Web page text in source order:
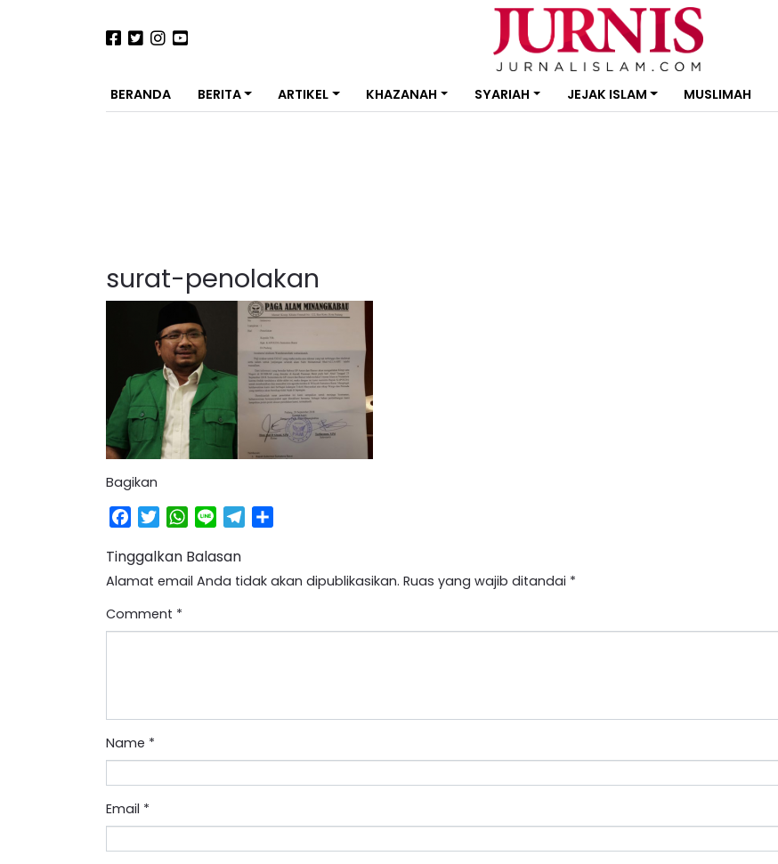
BERANDA BERITA ARTIKEL KHAZANAH SYARIAH JEJAK ISLAM MUSLIMAH
surat-penolakan
Bagikan
Facebook
TwitterWhatsApp
Line Telegram
Tinggalkan Balasan
Alamat email Anda tidak akan dipublikasikan. Ruas yang wajib ditandai *
Comment *
Name *
Email *